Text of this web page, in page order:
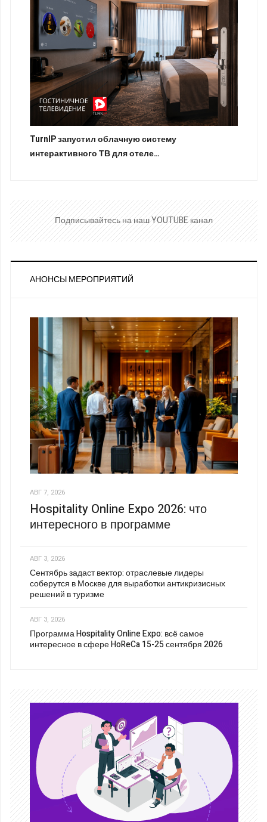
TurnIP запустил облачную систему
интерактивного ТВ для отеле…
Подписывайтесь на наш YOUTUBE канал
АНОНСЫ МЕРОПРИЯТИЙ
АВГ 7, 2026
Hospitality Online Expo 2026: что
интересного в программе
АВГ 3, 2026
Сентябрь задаст вектор: отраслевые лидеры
соберутся в Москве для выработки антикризисных
решений в туризме
АВГ 3, 2026
Программа Hospitality Online Expo: всё самое
интересное в сфере HoReCa 15-25 сентября 2026